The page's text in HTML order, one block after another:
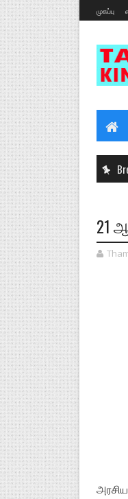
முகப்பு
21